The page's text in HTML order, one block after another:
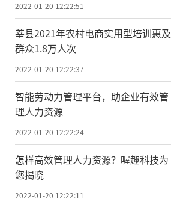
2022-01-20 12:22:51
莘县2021年农村电商实用型培训惠及
群众1.8万人次
2022-01-20 12:22:37
智能劳动力管理平台，助企业有效管
理人力资源
2022-01-20 12:22:24
怎样高效管理人力资源？喔趣科技为
您揭晓
2022-01-20 12:22:11